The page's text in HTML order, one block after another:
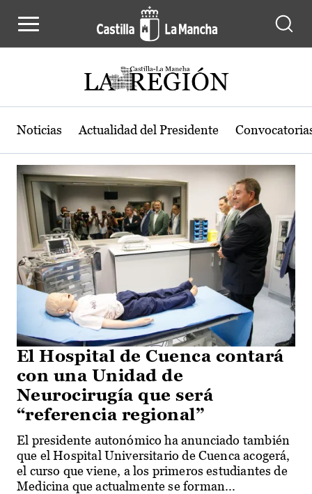
Actualidad de la región de Castilla-
Noticias Actualidad del Presidente
El Hospital de Cuenca contará
con una Unidad de
Neurocirugía que será
“referencia regional”
El presidente autonómico ha anunciado también
que el Hospital Universitario de Cuenca acogerá,
el curso que viene, a los primeros estudiantes de
Medicina que actualmente se forman...